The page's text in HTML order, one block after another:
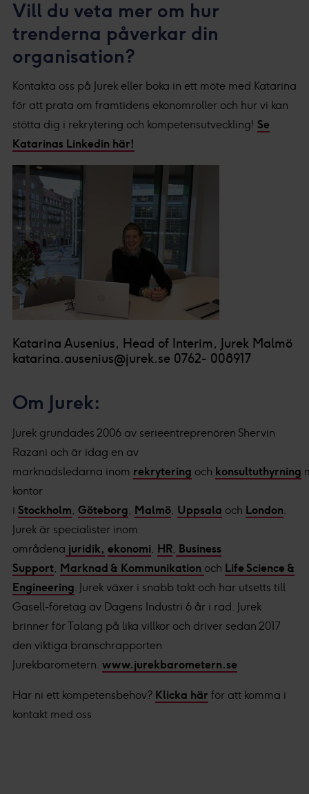
Vill du veta mer om hur
trenderna påverkar din
organisation?
Kontakta oss på Jurek eller boka in ett möte med Katarina
för att prata om framtidens ekonomroller och hur vi kan
stötta dig i rekrytering och kompetensutveckling! Se
Katarinas Linkedin här!
Katarina Ausenius, Head of Interim, Jurek Malmö
katarina.ausenius@jurek.se 0762- 008917
Om Jurek:
Jurek grundades 2006 av serieentreprenören Shervin
Razani och är idag en av
marknadsledarna inom rekrytering och konsultuthyrning
kontor
i Stockholm Göteborg Malmö Uppsala och London
Jurek är specialister inom
områdena juridik, ekonomi HR Business
Support Marknad & Kommunikation och Life Science &
Engineering . Jurek växer i snabb takt och har utsetts till
Gasell-företag av Dagens Industri 6 år i rad. Jurek
brinner för Talang på lika villkor och driver sedan 2017
den viktiga branschrapporten
Jurekbarometern. www.jurekbarometern.se
Har ni ett kompetensbehov? Klicka här för att komma i
kontakt med oss